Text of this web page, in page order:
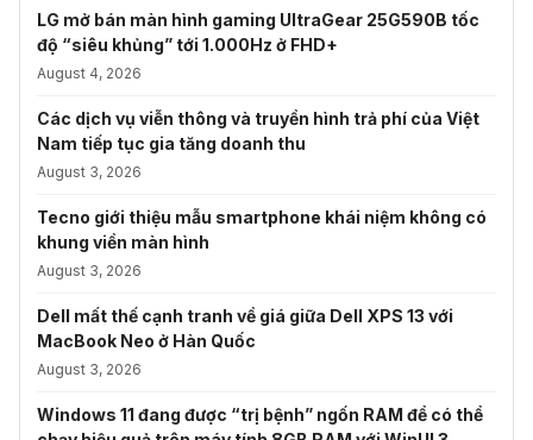
LG mở bán màn hình gaming UltraGear 25G590B tốc
độ “siêu khủng” tới 1.000Hz ở FHD+
August 4, 2026
Các dịch vụ viễn thông và truyền hình trả phí của Việt
Nam tiếp tục gia tăng doanh thu
August 3, 2026
Tecno giới thiệu mẫu smartphone khái niệm không có
khung viền màn hình
August 3, 2026
Dell mất thế cạnh tranh về giá giữa Dell XPS 13 với
MacBook Neo ở Hàn Quốc
August 3, 2026
Windows 11 đang được “trị bệnh” ngốn RAM để có thể